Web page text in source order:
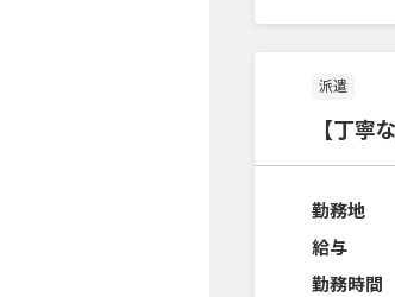
派遣
【丁寧
勤務地
給与
勤務時間